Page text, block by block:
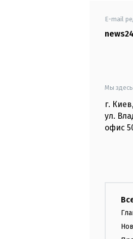
E-mail
Мы
г. Киев
ул.
офис